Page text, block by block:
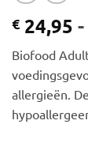
€ 24,95 -
Biofood
allergieën.